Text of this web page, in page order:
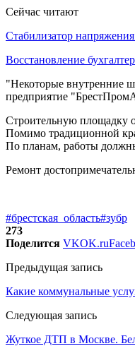
Сейчас читают
Стабилизатор
Восстановление
"Некоторые внутренние
предприятие
Строительную площадку
Помимо традиционной
По планам, работы
Ремонт
#брестская_область#зубр
273
Поделится VKOK.ru
Предыдущая запись
Какие коммунальные
Следующая запись
Жуткое ДТП в Москве.